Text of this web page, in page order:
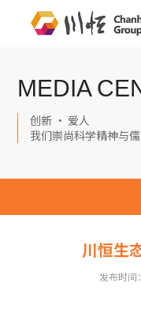
MEDIA
创新 · 爱人
我们崇尚科学精神与
川恒生
发布时